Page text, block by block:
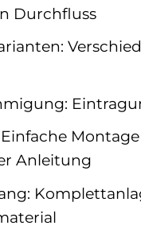
Durchfluss
Anleitung